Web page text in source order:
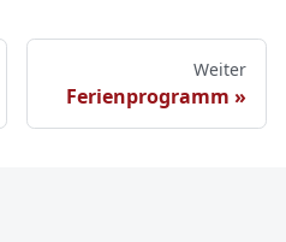
Weiter
Ferienprogramm